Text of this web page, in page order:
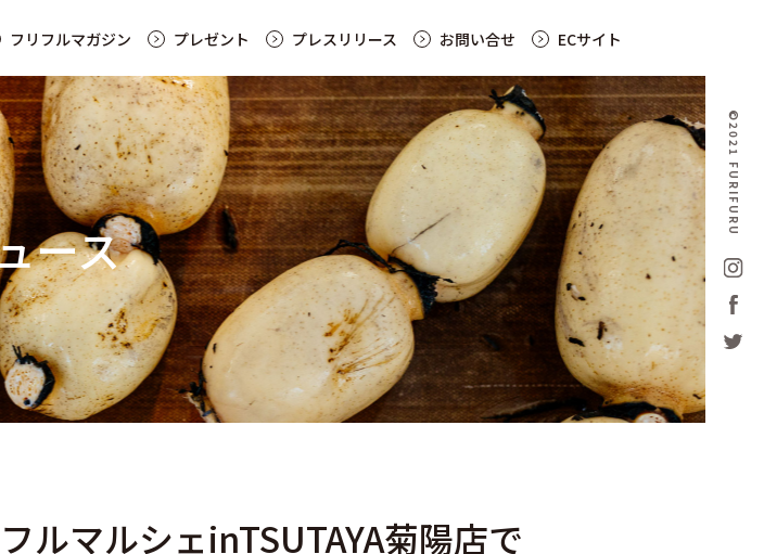
フリフルマガジン プレゼント プレスリリース お問い合せ ECサイト
ース
©2021 FURIFURU
ルマルシェinTSUTAYA菊陽店で